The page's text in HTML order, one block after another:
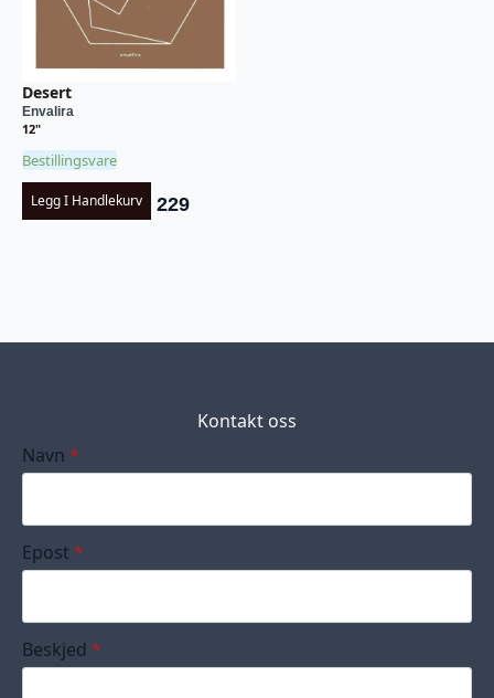
Desert
Envalira
12"
Bestillingsvare
Legg I Handlekurv 229
Kontakt oss
Navn *
Epost *
Beskjed *